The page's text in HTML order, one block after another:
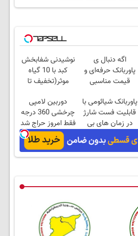
اگه دنبال ی
پاوربانک حرفه‌ای و
قیمت مناسبی
نده👌🏻
نوشیدنی شفابخش
کبد با 10 گیاه
موثر(تخفیف تا
پاوربانک شیائومی با
قابلیت فست شارژ
در زمان های بی
برقی⚡
دوربین لامپی
چرخشی 360 درجه
فقط امروز حراج شد
🔥 پرداخت درب
منزل